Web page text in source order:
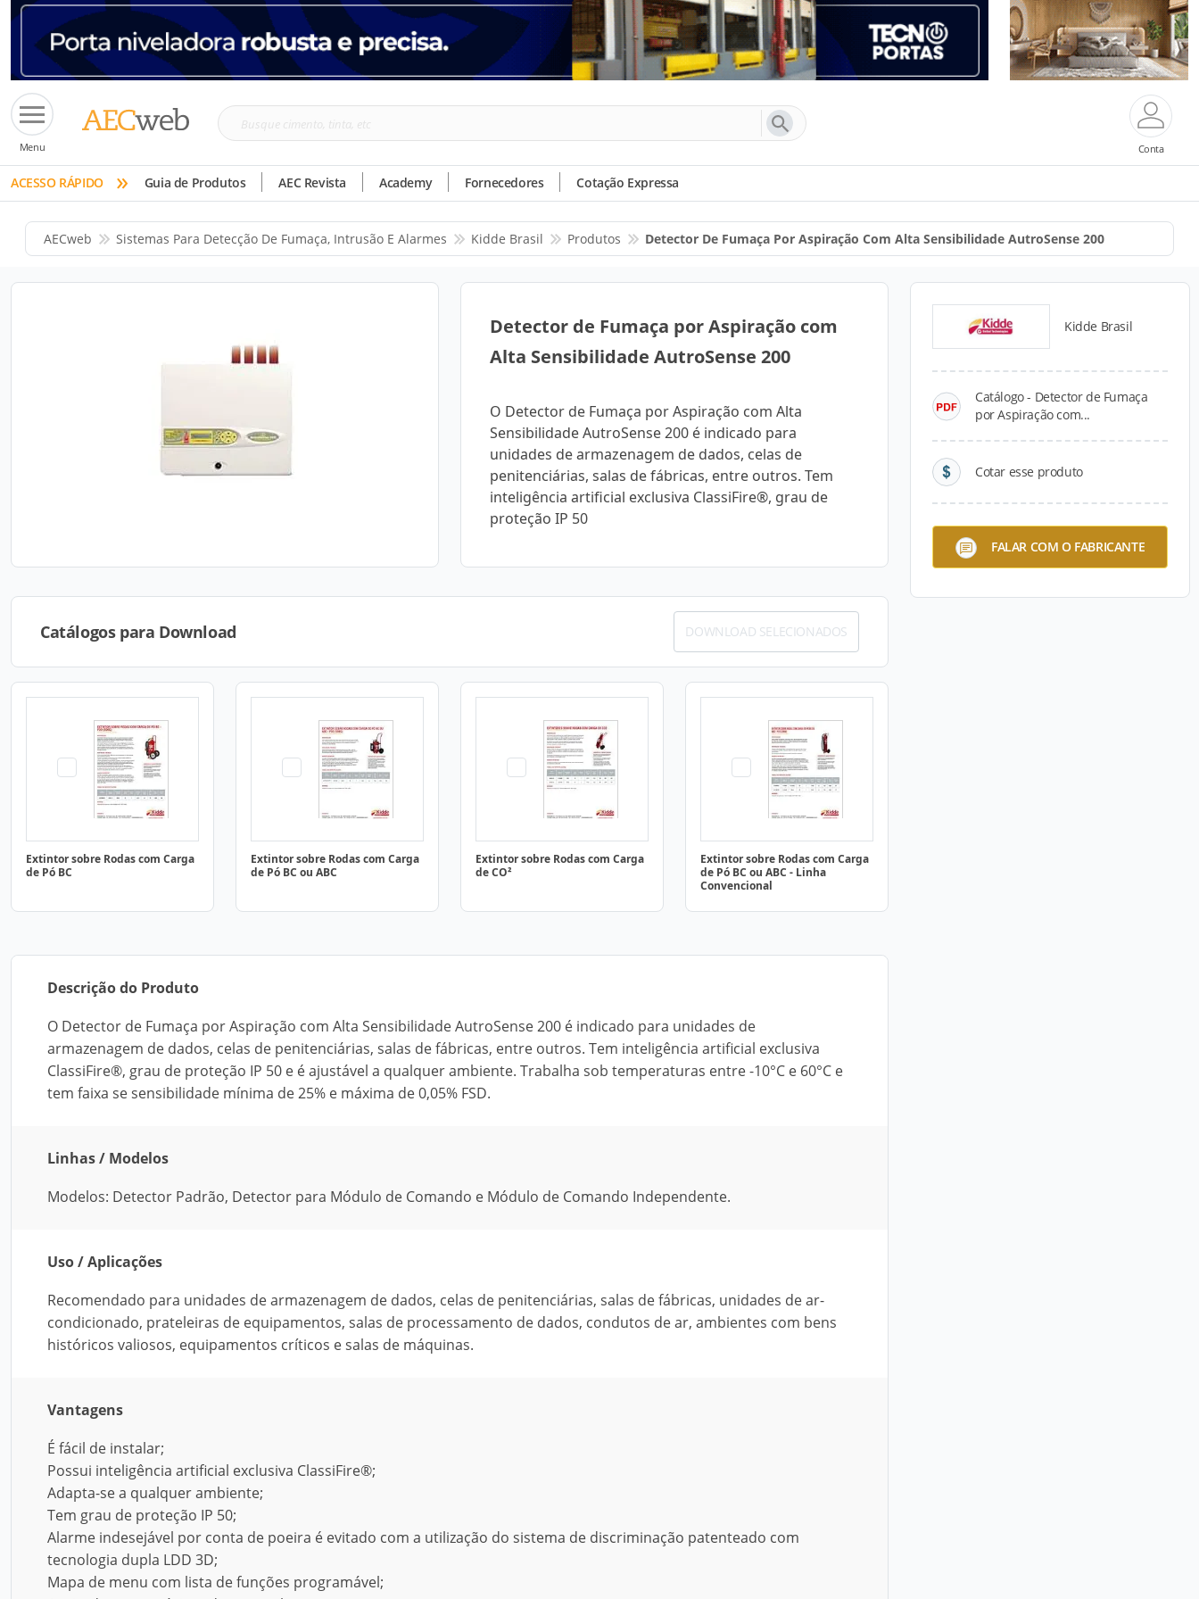
Menu
Busque
tinta,
etc
Conta
ACESSO RÁPIDO » Guia de Produtos AEC Revista Academy Fornecedores Cotação Expressa
AECweb Sistemas Para Detecção De Fumaça, Intrusão E Alarmes Kidde Brasil Produtos Detector De Fumaça Por Aspiração Com Alta Sensibilidade AutroSense 200
Detector de Fumaça por Aspiração com
Alta Sensibilidade AutroSense 200
O Detector de Fumaça por Aspiração com Alta
Sensibilidade AutroSense 200 é indicado para
unidades de armazenagem de dados, celas de
penitenciárias, salas de fábricas, entre outros. Tem
inteligência artificial exclusiva ClassiFire®, grau de
proteção IP 50
Kidde Brasil
Catálogo - Detector de Fumaça
por Aspiração com...
Cotar esse produto
FALAR COM O FABRICANTE
Catálogos para Download DOWNLOAD SELECIONADOS
Extintor sobre Rodas com Carga
de Pó BC
Extintor sobre Rodas com Carga
de Pó BC ou ABC
Extintor sobre Rodas com Carga
de CO²
Extintor sobre Rodas com Carga
de Pó BC ou ABC - Linha
Convencional
Descrição do Produto
O Detector de Fumaça por Aspiração com Alta Sensibilidade AutroSense 200 é indicado para unidades de
armazenagem de dados, celas de penitenciárias, salas de fábricas, entre outros. Tem inteligência artificial exclusiva
ClassiFire®, grau de proteção IP 50 e é ajustável a qualquer ambiente. Trabalha sob temperaturas entre -10°C e 60°C e
tem faixa se sensibilidade mínima de 25% e máxima de 0,05% FSD.
Linhas / Modelos
Modelos: Detector Padrão, Detector para Módulo de Comando e Módulo de Comando Independente.
Uso / Aplicações
Recomendado para unidades de armazenagem de dados, celas de penitenciárias, salas de fábricas, unidades de ar-
condicionado, prateleiras de equipamentos, salas de processamento de dados, condutos de ar, ambientes com bens
históricos valiosos, equipamentos críticos e salas de máquinas.
Vantagens
É fácil de instalar;
Possui inteligência artificial exclusiva ClassiFire®;
Adapta-se a qualquer ambiente;
Tem grau de proteção IP 50;
Alarme indesejável por conta de poeira é evitado com a utilização do sistema de discriminação patenteado com
tecnologia dupla LDD 3D;
Mapa de menu com lista de funções programável;